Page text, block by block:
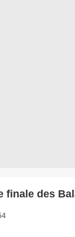
finale des